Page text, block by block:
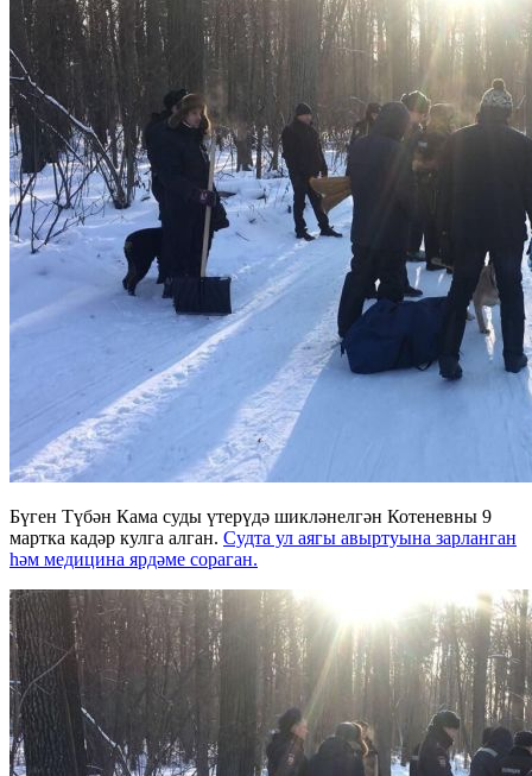
Бүген Түбән Кама суды үтерүдә шикләнелгән Котеневны 9
мартка кадәр кулга алган. Судта ул аягы авыртуына зарланган
һәм медицина ярдәме сораган.